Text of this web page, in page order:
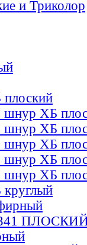
и Триколор
шнур ХБ
шнур ХБ
шнур ХБ
шнур ХБ
ХБ